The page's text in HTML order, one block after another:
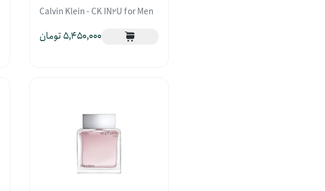
Calvin Klein - CK IN2U for Men
5,450,000